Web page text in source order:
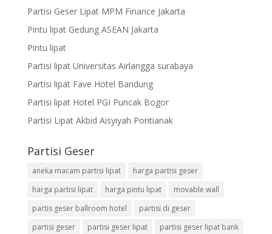
Partisi Geser Lipat MPM Finance Jakarta
Pintu lipat Gedung ASEAN Jakarta
Pintu lipat
Partisi lipat Universitas Airlangga surabaya
Partisi lipat Fave Hotel Bandung
Partisi lipat Hotel PGI Puncak Bogor
Partisi Lipat Akbid Aisyiyah Pontianak
Partisi Geser
aneka macam partisi lipat
harga partisi geser
harga partisi lipat
harga pintu lipat
movable wall
partis geser ballroom hotel
partisi di geser
partisi geser
partisi geser lipat
partisi geser lipat bank